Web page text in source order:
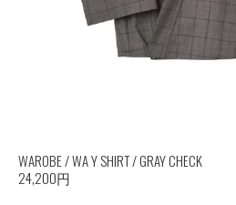
WAROBE / WA Y SHIRT / GRAY CHECK
24,200円